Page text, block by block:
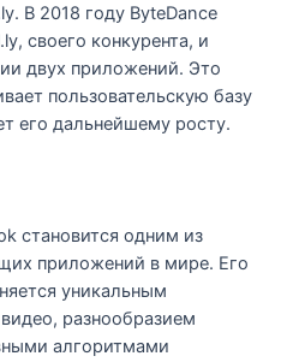
В 2018 году ByteDance
своего конкурента, и
двух приложений. Это
пользовательскую базу
его дальнейшему росту.
становится одним из
приложений в мире. Его
уникальным
разнообразием
алгоритмами